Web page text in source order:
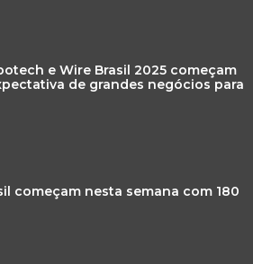
e Wire Brasil 2025 começam
de grandes negócios para
começam nesta semana com 180